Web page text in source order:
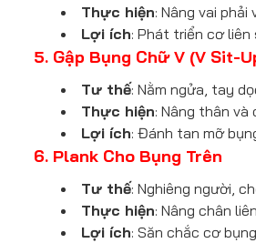
Thực hiện: Nâng vai
Lợi ích: Phát triển cơ liên
5. Gập Bụng Chữ V (V Sit-
Tư thế: Nằm ngửa, tay
Thực hiện: Nâng thân
Lợi ích: Đánh tan mỡ
6. Plank Cho Bụng Trên
Tư thế: Nghiêng người,
Thực hiện: Nâng chân
Lợi ích: Săn chắc cơ